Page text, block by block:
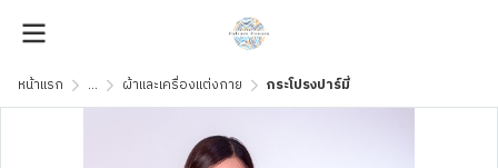
หน้าแรก ... ผ้าและเครื่องแต่งกาย กระโปรงปาร์มี่